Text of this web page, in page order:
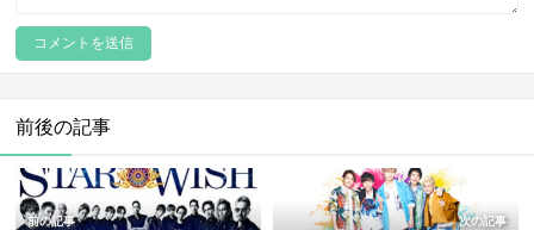
前後の記事
前の記事 次の記事